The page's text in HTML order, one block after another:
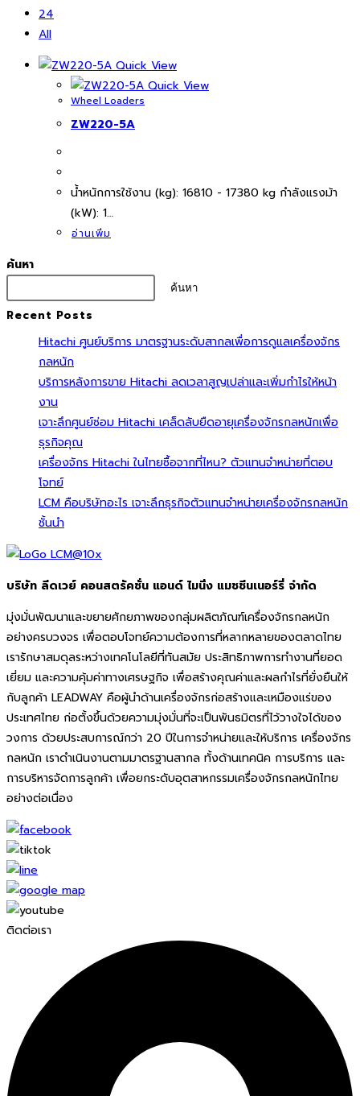
24
All
Quick View
Quick View
Wheel Loaders
ZW220-5A
นํ้าหนักการใช้งาน (kg): 16810 - 17380 kg กำลังแรงม้า
(kW): 1…
อ่านเพิ่ม
ค้นหา
ค้นหา
Recent Posts
Hitachi ศูนย์บริการ มาตรฐานระดับสากลเพื่อการดูแลเครื่องจักร
กลหนัก
บริการหลังการขาย Hitachi ลดเวลาสูญเปล่าและเพิ่มกำไรให้หน้า
งาน
เจาะลึกศูนย์ซ่อม Hitachi เคล็ดลับยืดอายุเครื่องจักรกลหนักเพื่อ
ธุรกิจคุณ
เครื่องจักร Hitachi ในไทยซื้อจากที่ไหน? ตัวแทนจำหน่ายที่ตอบ
โจทย์
LCM คือบริษัทอะไร เจาะลึกธุรกิจตัวแทนจำหน่ายเครื่องจักรกลหนัก
ชั้นนำ
บริษัท ลีดเวย์ คอนสตรัคชั่น แอนด์ ไมนิ่ง แมชชีนเนอร์รี่ จำกัด
มุ่งมั่นพัฒนาและขยายศักยภาพของกลุ่มผลิตภัณฑ์เครื่องจักรกลหนัก
อย่างครบวงจร เพื่อตอบโจทย์ความต้องการที่หลากหลายของตลาดไทย
เรารักษาสมดุลระหว่างเทคโนโลยีที่ทันสมัย ประสิทธิภาพการทำงานที่ยอด
เยี่ยม และความคุ้มค่าทางเศรษฐกิจ เพื่อสร้างคุณค่าและผลกำไรที่ยั่งยืนให้
กับลูกค้า LEADWAY คือผู้นำด้านเครื่องจักรก่อสร้างและเหมืองแร่ของ
ประเทศไทย ก่อตั้งขึ้นด้วยความมุ่งมั่นที่จะเป็นพันธมิตรที่ไว้วางใจได้ของ
วงการ ด้วยประสบการณ์กว่า 20 ปีในการจำหน่ายและให้บริการ เครื่องจักร
กลหนัก เราดำเนินงานตามมาตรฐานสากล ทั้งด้านเทคนิค การบริการ และ
การบริหารจัดการลูกค้า เพื่อยกระดับอุตสาหกรรมเครื่องจักรกลหนักไทย
อย่างต่อเนื่อง
ติดต่อเรา